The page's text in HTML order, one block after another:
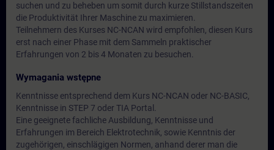
suchen und zu beheben um somit durch kurze Stillstandszeiten
die Produktivität Ihrer Maschine zu maximieren.
Teilnehmern des Kurses NC-NCAN wird empfohlen, diesen Kurs
erst nach einer Phase mit dem Sammeln praktischer
Erfahrungen von 2 bis 4 Monaten zu besuchen.
Wymagania wstępne
Kenntnisse entsprechend dem Kurs NC-NCAN oder NC-BASIC,
Kenntnisse in STEP 7 oder TIA Portal.
Eine geeignete fachliche Ausbildung, Kenntnisse und
Erfahrungen im Bereich Elektrotechnik, sowie Kenntnis der
zugehörigen, einschlägigen Normen, anhand derer man die